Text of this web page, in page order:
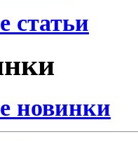
статьи
новинки